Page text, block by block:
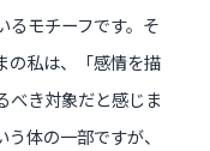
るモチーフです。そ
の私は、「感情を描
べき対象だと感じま
体の一部ですが、